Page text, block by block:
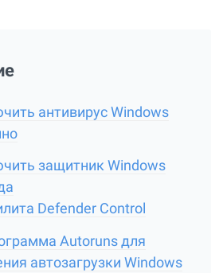
антивирус Windows
защитник Windows
Defender Control
Autoruns для
автозагрузки Windows